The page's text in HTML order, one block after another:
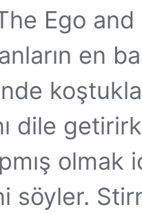
Ego
en
dile
olmak
söyler.